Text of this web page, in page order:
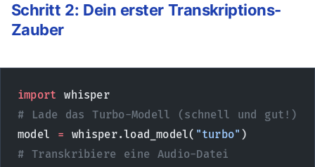
Schritt 2: Dein erster Transkriptions-
Zauber
import whisper
# Lade das Turbo-Modell (schnell und gut!)
model = whisper.load_model( "turbo" )
# Transkribiere eine Audio-Datei